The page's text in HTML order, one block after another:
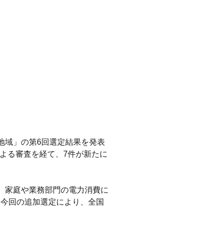
域」の第6回選定結果を発表
る審査を経て、7件が新たに
家庭や業務部門の電力消費に
回の追加選定により、全国